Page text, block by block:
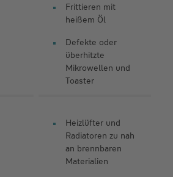
Frittieren mit
heißem Öl
Defekte oder
überhitzte
Mikrowellen und
Toaster
Heizlüfter und
Radiatoren zu nah
an brennbaren
Materialien